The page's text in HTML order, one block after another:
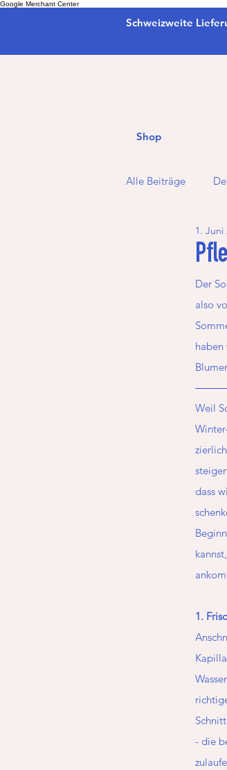
Google Merchant Center
Schweizweite
Shop
Alle Beiträge
Weihnachten
1. Juni
Der
also
Weil
dass
1.
- die